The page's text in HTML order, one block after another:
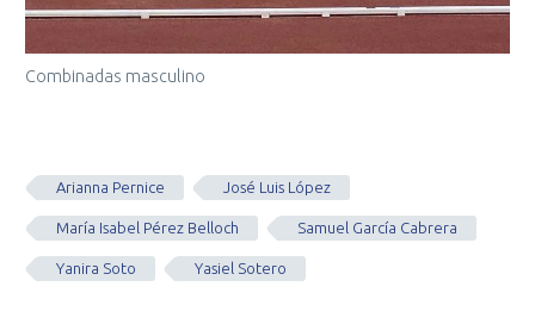
Combinadas masculino
Arianna Pernice José Luis López
María Isabel Pérez Belloch Samuel García Cabrera
Yanira Soto Yasiel Sotero